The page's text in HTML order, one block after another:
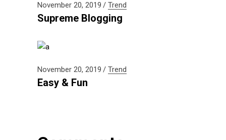
November 20, 2019 Trend
Supreme Blogging
November 20, 2019 Trend
Easy & Fun